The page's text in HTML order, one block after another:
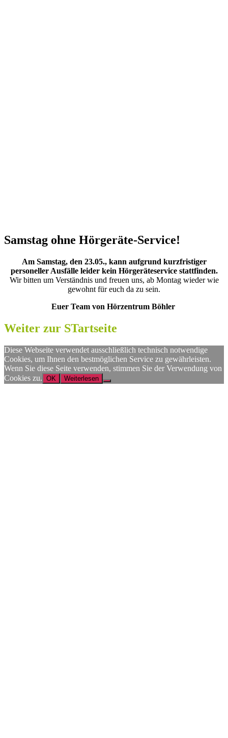
Samstag ohne Hörgeräte-Service!
Am Samstag, den 23.05., kann aufgrund kurzfristiger
personeller Ausfälle leider kein Hörgeräteservice stattfinden.
Wir bitten um Verständnis und freuen uns, ab Montag wieder wie
gewohnt für euch da zu sein.
Euer Team von Hörzentrum Böhler
Weiter zur STartseite
Diese Webseite verwendet ausschließlich technisch notwendige
Cookies, um Ihnen den bestmöglichen Service zu gewährleisten.
Wenn Sie diese Seite verwenden, stimmen Sie der Verwendung von
Cookies zu. OK Weiterlesen